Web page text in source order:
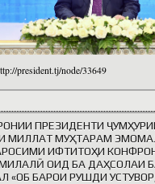
president.tj/node/33649
ПРЕЗИДЕНТИ
МИЛЛАТ МУҲТАРАМ
ИФТИТОҲИ
ОИД БА ДАҲСОЛАИ
«ОБ БАРОИ РУШДИ